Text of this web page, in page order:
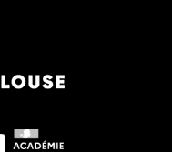
Académie